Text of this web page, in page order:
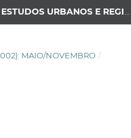
MAIO/NOVEMBRO /